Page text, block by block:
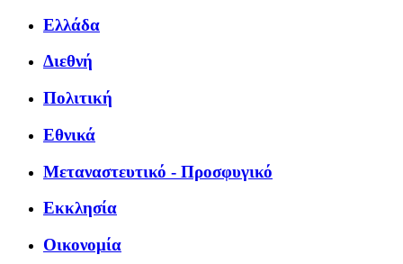
Ελλάδα
Διεθνή
Πολιτική
Εθνικά
Μεταναστευτικό - Προσφυγικό
Εκκλησία
Οικονομία